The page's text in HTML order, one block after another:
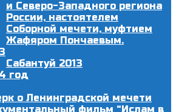
и Северо-Западного региона
России, настоятелем
Соборной мечети, муфтием
Жафяром Пончаевым.
Сабантуй 2013
год
о Ленинградской мечети
фильм “Ислам в